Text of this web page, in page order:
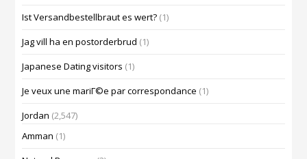
Ist Versandbestellbraut es wert? (1)
Jag vill ha en postorderbrud (1)
Japanese Dating visitors (1)
Je veux une mariГ©e par correspondance (1)
Jordan (2,547)
Amman (1)